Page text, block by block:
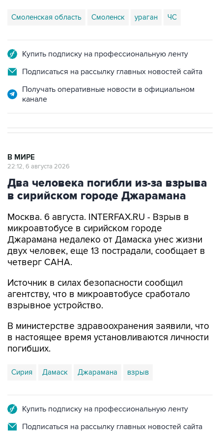
Смоленская область Смоленск ураган ЧС
Купить подписку на профессиональную ленту
Подписаться на рассылку главных новостей сайта
Получать оперативные новости в официальном
канале
В МИРЕ
22:12, 6 августа 2026
Два человека погибли из-за взрыва
в сирийском городе Джарамана
Москва. 6 августа. INTERFAX.RU - Взрыв в
микроавтобусе в сирийском городе
Джарамана недалеко от Дамаска унес жизни
двух человек, еще 13 пострадали, сообщает в
четверг САНА.
Источник в силах безопасности сообщил
агентству, что в микроавтобусе сработало
взрывное устройство.
В министерстве здравоохранения заявили, что
в настоящее время установливаются личности
погибших.
Сирия Дамаск Джарамана взрыв
Купить подписку на профессиональную ленту
Подписаться на рассылку главных новостей сайта